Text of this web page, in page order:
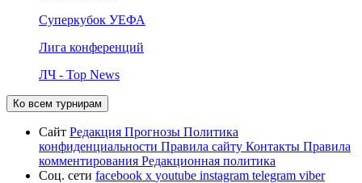
Суперкубок УЕФА
Лига конференций
ЛЧ - Top News
Ко всем турнирам
Сайт Редакция Прогнозы Политика
конфиденциальности Правила сайту Контакты Правила
комментирования Редакционная политика
Соц. сети facebook x youtube instagram telegram viber